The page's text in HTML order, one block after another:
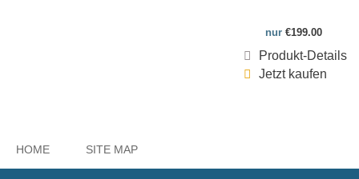
nur €199.00
Produkt-Details
Jetzt kaufen
HOME SITE MAP